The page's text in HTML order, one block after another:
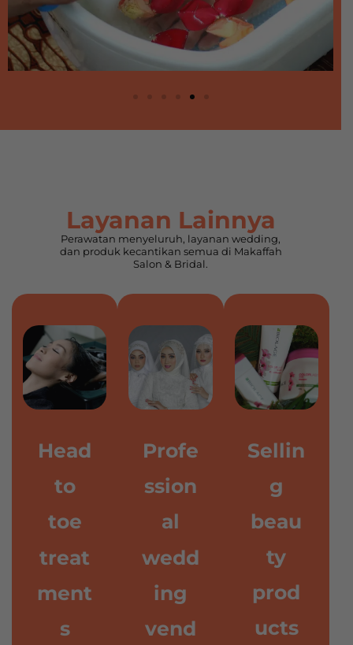
Layanan Lainnya
Perawatan menyeluruh, layanan wedding,
dan produk kecantikan semua di Makaffah
Salon & Bridal.
Head
to
toe
treat
ment
s
Profe
ssion
al
wedd
ing
vend
Sellin
g
beau
ty
prod
ucts